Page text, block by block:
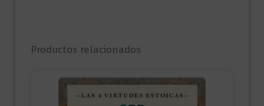
Productos relacionados